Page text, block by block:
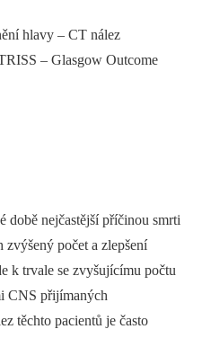
hlavy –⁠ CT nález
–⁠ Glasgow Outcome
době nejčastější příčinou smrti
zvýšený počet a zlepšení
k trvale se zvyšujícímu počtu
CNS přijímaných
těchto pacientů je často